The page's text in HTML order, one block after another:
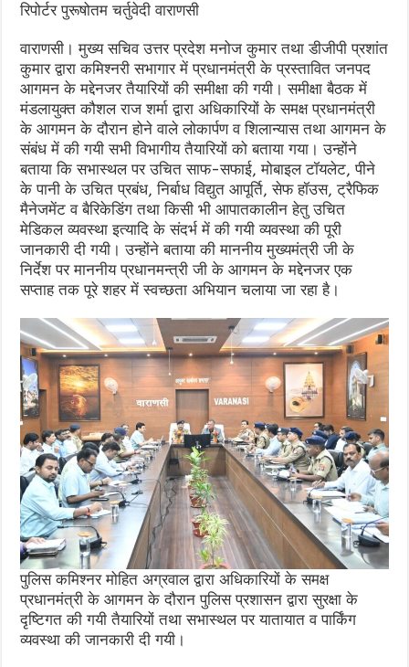
रिपोर्टर पुरूषोतम चर्तुवेदी वाराणसी
वाराणसी। मुख्य सचिव उत्तर प्रदेश मनोज कुमार तथा डीजीपी प्रशांत
कुमार द्वारा कमिश्नरी सभागार में प्रधानमंत्री के प्रस्तावित जनपद
आगमन के मद्देनजर तैयारियों की समीक्षा की गयी। समीक्षा बैठक में
मंडलायुक्त कौशल राज शर्मा द्वारा अधिकारियों के समक्ष प्रधानमंत्री
के आगमन के दौरान होने वाले लोकार्पण व शिलान्यास तथा आगमन के
संबंध में की गयी सभी विभागीय तैयारियों को बताया गया। उन्होंने
बताया कि सभास्थल पर उचित साफ-सफाई, मोबाइल टॉयलेट, पीने
के पानी के उचित प्रबंध, निर्बाध विद्युत आपूर्ति, सेफ हॉउस, ट्रैफिक
मैनेजमेंट व बैरिकेडिंग तथा किसी भी आपातकालीन हेतु उचित
मेडिकल व्यवस्था इत्यादि के संदर्भ में की गयी व्यवस्था की पूरी
जानकारी दी गयी। उन्होंने बताया की माननीय मुख्यमंत्री जी के
निर्देश पर माननीय प्रधानमन्त्री जी के आगमन के मद्देनजर एक
सप्ताह तक पूरे शहर में स्वच्छता अभियान चलाया जा रहा है।
पुलिस कमिश्नर मोहित अग्रवाल द्वारा अधिकारियों के समक्ष
प्रधानमंत्री के आगमन के दौरान पुलिस प्रशासन द्वारा सुरक्षा के
दृष्टिगत की गयी तैयारियों तथा सभास्थल पर यातायात व पार्किंग
व्यवस्था की जानकारी दी गयी।